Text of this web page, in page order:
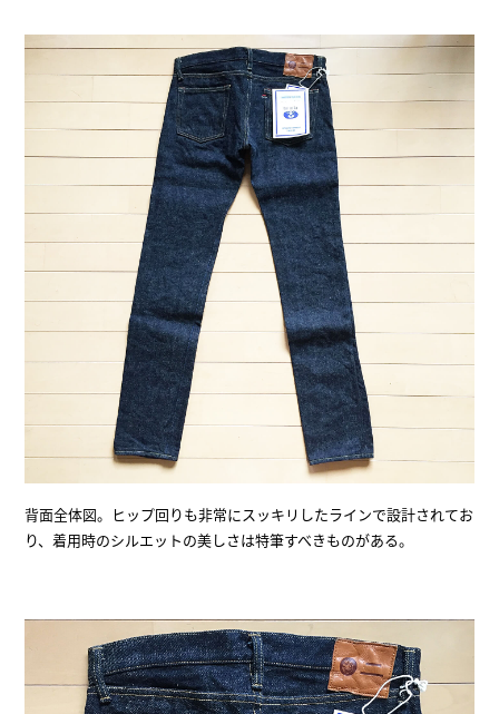
背面全体図。ヒップ回りも非常にスッキリしたラインで設計されてお
り、着用時のシルエットの美しさは特筆すべきものがある。